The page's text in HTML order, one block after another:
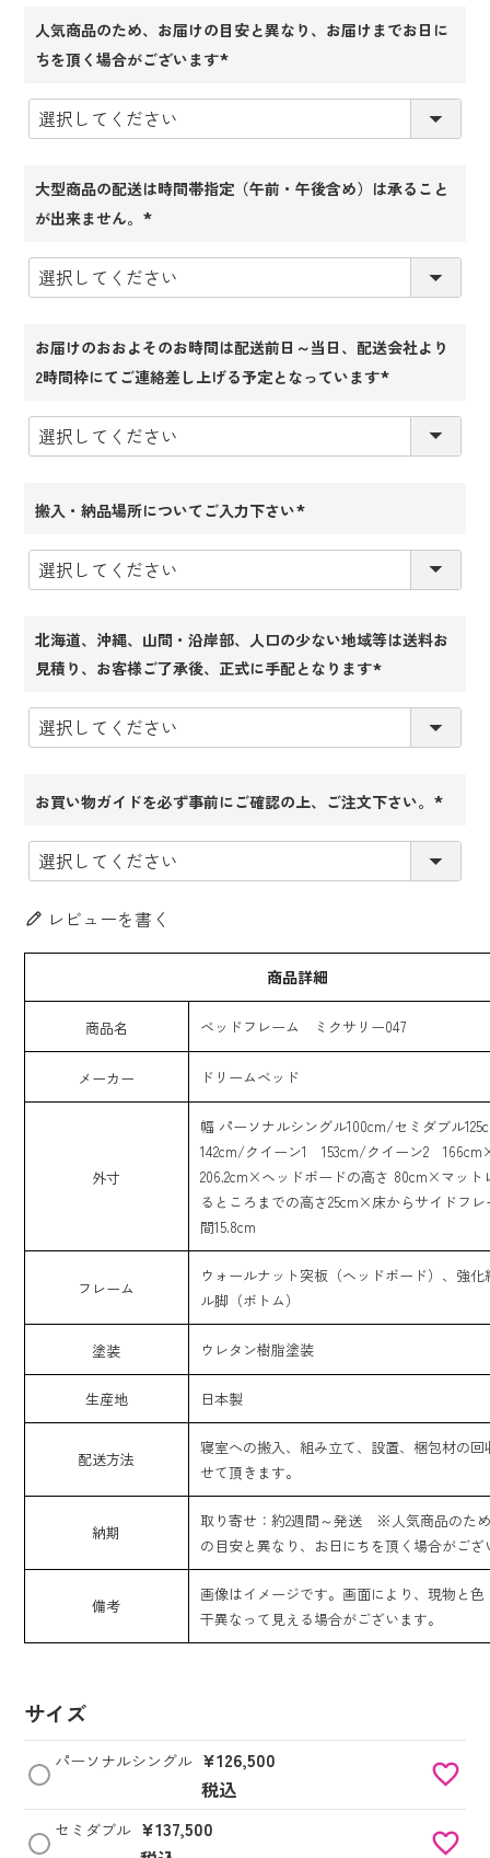
人気商品のため、お届けの目安と異なり、お届けまでお日に
ちを頂く場合がございます
大型商品の配送は時間帯指定（午前・午後含め）は承ること
が出来ません。
須)
お届けのおおよそのお時間は配送前日～当日、配送会社より
2時間枠にてご連絡差し上げる予定となっています
搬入・納品場所についてご入力下さい
北海道、沖縄、山間・沿岸部、人口の少ない地域等は送料お
見積り、お客様ご了承後、正式に手配となります
お買い物ガイドを必ず事前にご確認の上、ご注文下さい。
須)
レビューを書く
商品詳細
商品名 ベッドフレーム ミクサリー047
メーカー ドリームベッド
外寸
幅 パーソナルシングル100cm/セミダブル
142cm/クイーン1 153cm/クイーン2
206.2cm×ヘッドボードの高さ 80cm×マット
るところまでの高さ25cm×床からサイドフ
間15.8cm
フレーム
ウォールナット突板（ヘッドボード）、強化
ル脚（ボトム）
塗装 ウレタン樹脂塗装
生産地 日本製
配送方法
寝室への搬入、組み立て、設置、梱包材の回
せて頂きます。
納期
取り寄せ：約2週間～発送 ※人気商品のた
の目安と異なり、お日にちを頂く場合がござ
備考
画像はイメージです。画面により、現物と色
干異なって見える場合がございます。
サイズ
パーソナルシングル ¥126,500
税込
セミダブル ¥137,500